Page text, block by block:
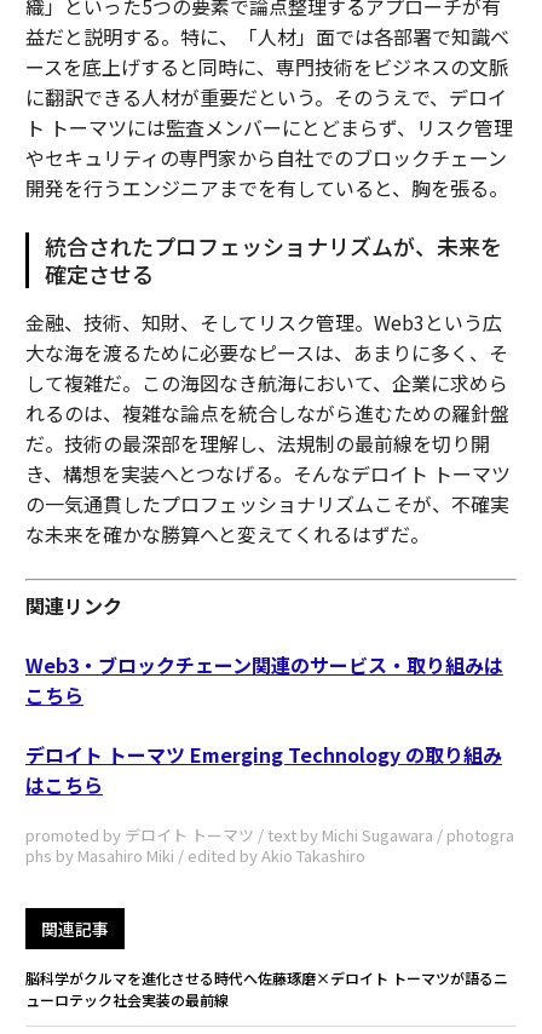
益だと説明する。特に、「人材」面では各部署で知識ベ
ースを底上げすると同時に、専門技術をビジネスの文脈
に翻訳できる人材が重要だという。そのうえで、デロイ
ト トーマツには監査メンバーにとどまらず、リスク管理
やセキュリティの専門家から自社でのブロックチェーン
開発を行うエンジニアまでを有していると、胸を張る。
統合されたプロフェッショナリズムが、未来を
確定させる
金融、技術、知財、そしてリスク管理。Web3という広
大な海を渡るために必要なピースは、あまりに多く、そ
して複雑だ。この海図なき航海において、企業に求めら
れるのは、複雑な論点を統合しながら進むための羅針盤
だ。技術の最深部を理解し、法規制の最前線を切り開
き、構想を実装へとつなげる。そんなデロイト トーマツ
の一気通貫したプロフェッショナリズムこそが、不確実
な未来を確かな勝算へと変えてくれるはずだ。
関連リンク
Web3・ブロックチェーン関連のサービス・取り組みは
こちら
デロイト トーマツ Emerging Technology の取り組み
はこちら
promoted by デロイト トーマツ / text by Michi Sugawara / photogra
phs by Masahiro Miki / edited by Akio Takashiro
関連記事
脳科学がクルマを進化させる時代へ――佐藤琢磨×デロイト トーマツが語るニ
ューロテック社会実装の最前線